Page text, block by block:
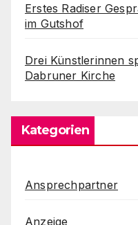
Erstes Radiser
im Gutshof
Drei Künstlerinnen
Dabruner Kirche
Kategorien
Ansprechpartner
Anzeige